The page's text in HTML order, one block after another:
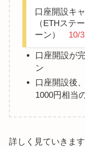
口座開設キ
（ETHステ
ーン） 10/
口座開設が
ン
口座開設後
1000円相当
詳しく見ていきます